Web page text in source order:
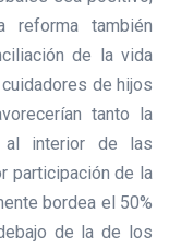
también
de la vida
de hijos
tanto la
al interior de las
participación de la
bordea el 50%
de la de los